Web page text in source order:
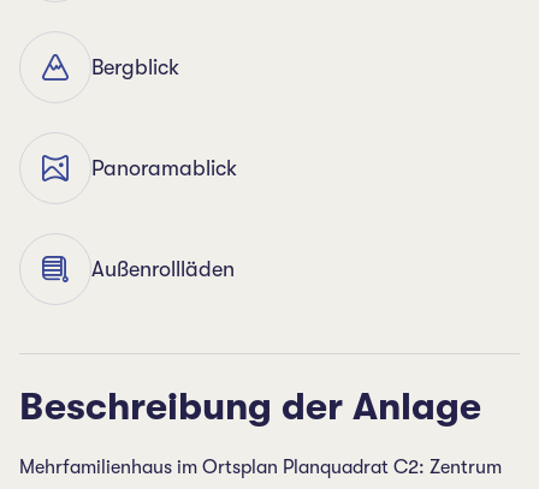
Bergblick
Panoramablick
Außenrollläden
Beschreibung der Anlage
Mehrfamilienhaus im Ortsplan Planquadrat C2: Zentrum